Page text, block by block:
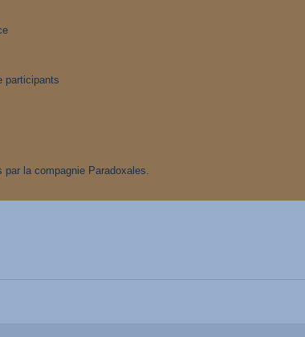
participants
la compagnie Paradoxales.